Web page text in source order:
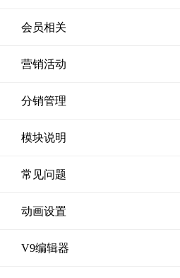
会员相关
营销活动
分销管理
模块说明
常见问题
动画设置
V9编辑器